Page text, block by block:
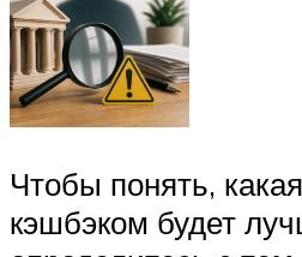
Чтобы понять,
кэшбэком будет